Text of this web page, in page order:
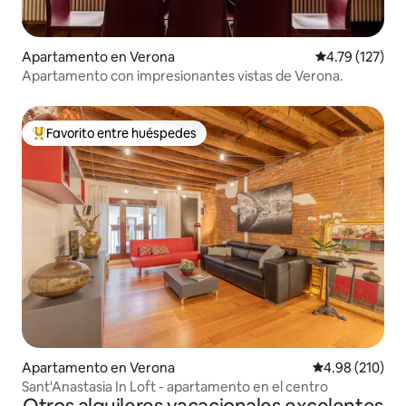
Apartamento en Verona Calificación
4.79 (127)
Apartamento con impresionantes vistas de Verona.
Favorito entre huéspedes preferido
Favorito entre huéspedes
Apartamento en Verona Calificación
4.98 (210)
Sant'Anastasia In Loft - apartamento en el centro